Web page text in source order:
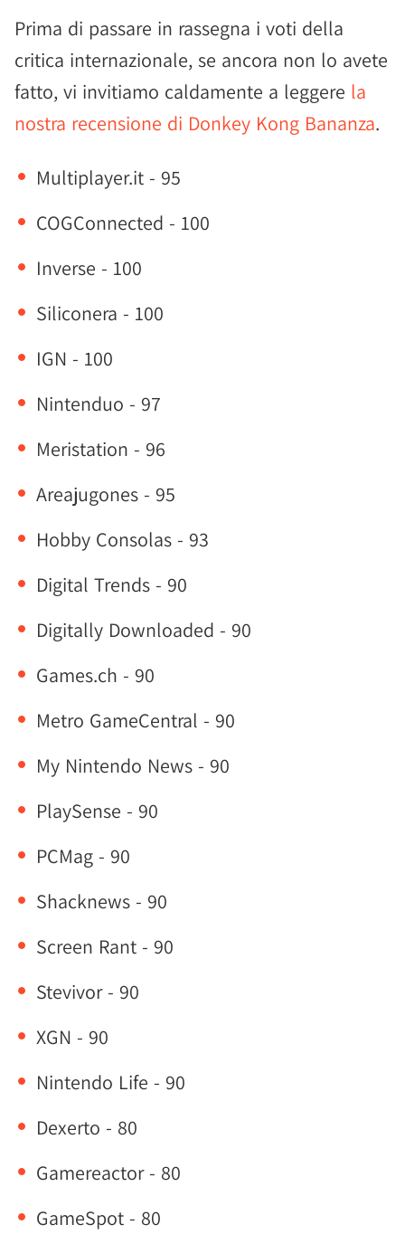
Prima di passare in rassegna i voti della
critica internazionale, se ancora non lo avete
fatto, vi invitiamo caldamente a leggere la
nostra recensione di Donkey Kong Bananza.
Multiplayer.it - 95
COGConnected - 100
Inverse - 100
Siliconera - 100
IGN - 100
Nintenduo - 97
Meristation - 96
Areajugones - 95
Hobby Consolas - 93
Digital Trends - 90
Digitally Downloaded - 90
Games.ch - 90
Metro GameCentral - 90
My Nintendo News - 90
PlaySense - 90
PCMag - 90
Shacknews - 90
Screen Rant - 90
Stevivor - 90
XGN - 90
Nintendo Life - 90
Dexerto - 80
Gamereactor - 80
GameSpot - 80